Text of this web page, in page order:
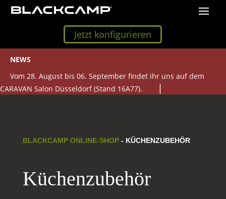
Jetzt konfigurieren
NEWS
Vom 28. August bis 06. September findet ihr uns auf dem
CARAVAN Salon Düsseldorf (Stand 16A77).
BLACKCAMP ONLINE-SHOP- KÜCHENZUBEHÖR
Küchenzubehör